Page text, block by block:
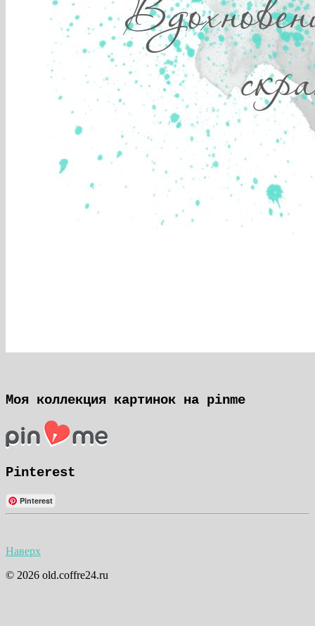
Моя коллекция картинок на pinme
Pinterest
Pinterest
Наверх
© 2026 old.coffre24.ru